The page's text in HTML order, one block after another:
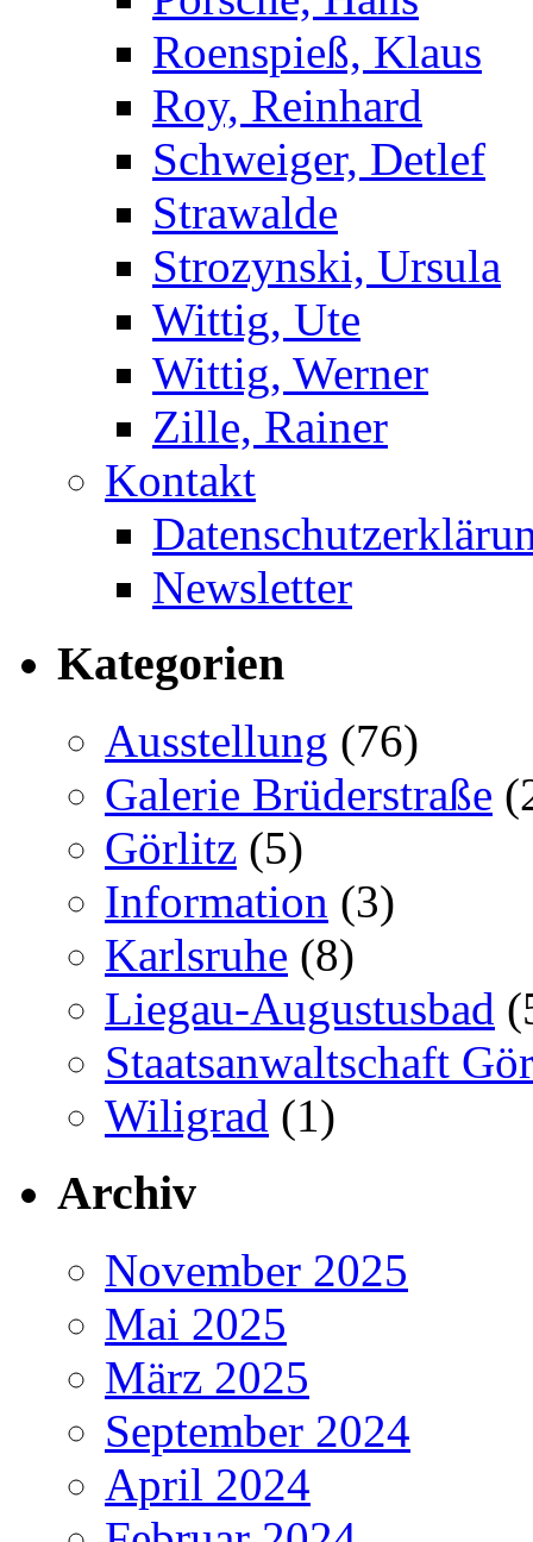
Roenspieß, Klaus
Roy, Reinhard
Schweiger, Detlef
Strawalde
Strozynski, Ursula
Wittig, Ute
Wittig, Werner
Zille, Rainer
Kontakt
Newsletter
Kategorien
Ausstellung (76)
Galerie Brüderstraße
Görlitz (5)
Information (3)
Karlsruhe (8)
Liegau-Augustusbad
Staatsanwaltschaft
Wiligrad (1)
Archiv
November 2025
Mai 2025
März 2025
September 2024
April 2024